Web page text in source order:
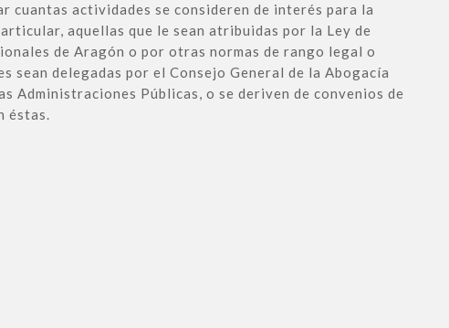
cuantas actividades se consideren de interés para la
aquellas que le sean atribuidas por la Ley de
de Aragón o por otras normas de rango legal o
sean delegadas por el Consejo General de la Abogacía
Administraciones Públicas, o se deriven de convenios de
éstas.